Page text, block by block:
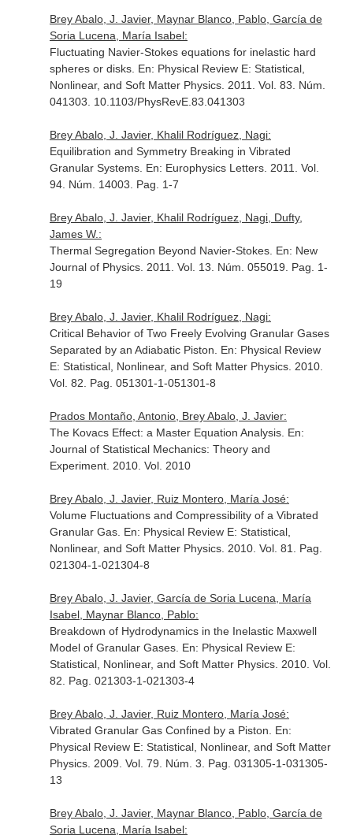
Brey Abalo, J. Javier, Maynar Blanco, Pablo, García de
Soria Lucena, María Isabel:
Fluctuating Navier-Stokes equations for inelastic hard
spheres or disks. En: Physical Review E: Statistical,
Nonlinear, and Soft Matter Physics. 2011. Vol. 83. Núm.
041303. 10.1103/PhysRevE.83.041303
Brey Abalo, J. Javier, Khalil Rodríguez, Nagi:
Equilibration and Symmetry Breaking in Vibrated
Granular Systems. En: Europhysics Letters. 2011. Vol.
94. Núm. 14003. Pag. 1-7
Brey Abalo, J. Javier, Khalil Rodríguez, Nagi, Dufty,
James W.:
Thermal Segregation Beyond Navier-Stokes. En: New
Journal of Physics. 2011. Vol. 13. Núm. 055019. Pag. 1-
19
Brey Abalo, J. Javier, Khalil Rodríguez, Nagi:
Critical Behavior of Two Freely Evolving Granular Gases
Separated by an Adiabatic Piston. En: Physical Review
E: Statistical, Nonlinear, and Soft Matter Physics. 2010.
Vol. 82. Pag. 051301-1-051301-8
Prados Montaño, Antonio, Brey Abalo, J. Javier:
The Kovacs Effect: a Master Equation Analysis. En:
Journal of Statistical Mechanics: Theory and
Experiment. 2010. Vol. 2010
Brey Abalo, J. Javier, Ruiz Montero, María José:
Volume Fluctuations and Compressibility of a Vibrated
Granular Gas. En: Physical Review E: Statistical,
Nonlinear, and Soft Matter Physics. 2010. Vol. 81. Pag.
021304-1-021304-8
Brey Abalo, J. Javier, García de Soria Lucena, María
Isabel, Maynar Blanco, Pablo:
Breakdown of Hydrodynamics in the Inelastic Maxwell
Model of Granular Gases. En: Physical Review E:
Statistical, Nonlinear, and Soft Matter Physics. 2010. Vol.
82. Pag. 021303-1-021303-4
Brey Abalo, J. Javier, Ruiz Montero, María José:
Vibrated Granular Gas Confined by a Piston. En:
Physical Review E: Statistical, Nonlinear, and Soft Matter
Physics. 2009. Vol. 79. Núm. 3. Pag. 031305-1-031305-
13
Brey Abalo, J. Javier, Maynar Blanco, Pablo, García de
Soria Lucena, María Isabel: